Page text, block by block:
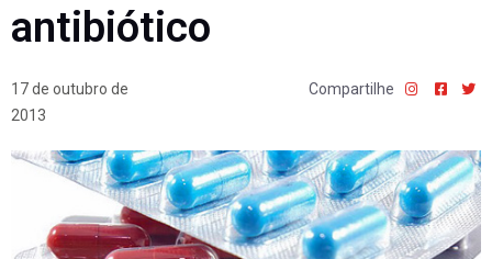
antibiótico
17 de outubro de
2013
Compartilhe